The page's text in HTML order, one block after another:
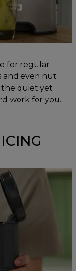
for regular
and even nut
the quiet yet
work for you.